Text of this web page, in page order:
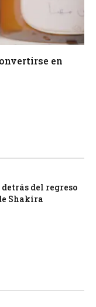
en
detrás del regreso
Shakira